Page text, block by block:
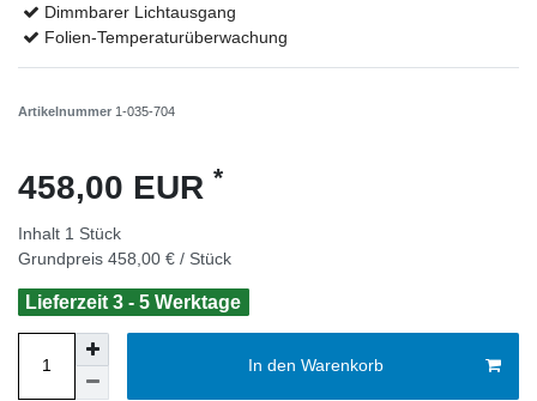
Dimmbarer Lichtausgang
Folien-Temperaturüberwachung
Artikelnummer 1-035-704
458,00 EUR *
Inhalt 1 Stück
Grundpreis 458,00 € / Stück
Lieferzeit 3 - 5 Werktage
In den Warenkorb